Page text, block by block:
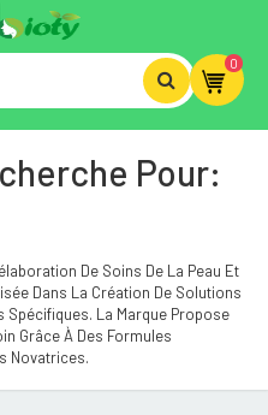
0
Pour:
De Soins De La Peau Et
Dans La Création De Solutions
Spécifiques. La Marque Propose
Grâce À Des Formules
Novatrices.